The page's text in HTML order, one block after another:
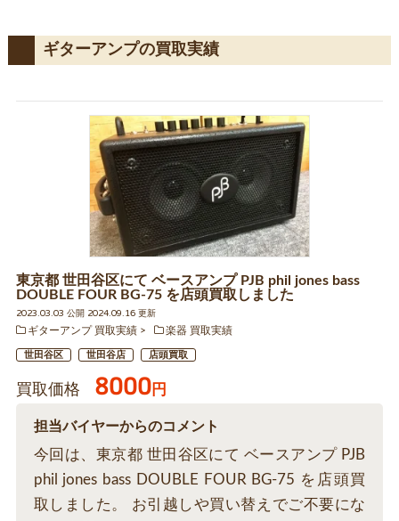
ギターアンプの買取実績
東京都 世田谷区にて ベースアンプ PJB phil jones bass
DOUBLE FOUR BG-75 を店頭買取しました
2023.03.03 公開 2024.09.16 更新
ギターアンプ 買取実績
楽器 買取実績
世田谷区 世田谷店 店頭買取
買取価格 8000円
担当バイヤーからのコメント
今回は、東京都 世田谷区にて ベースアンプ PJB
phil jones bass DOUBLE FOUR BG-75 を店頭買
取しました。 お引越しや買い替えでご不要にな